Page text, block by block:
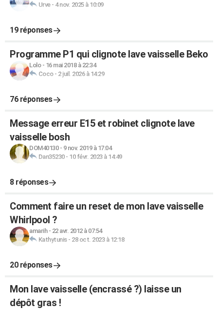
Urve- 4 nov. 2025 à 10:09
19 réponses
Programme P1 qui clignote lave vaisselle Beko
Lolo- 16 mai 2018 à 22:34
Coco- 2 juil. 2026 à 14:29
76 réponses
Message erreur E15 et robinet clignote lave
vaisselle bosh
DOM40130- 9 nov. 2019 à 17:04
Dan35230- 10 févr. 2023 à 14:49
8 réponses
Comment faire un reset de mon lave vaisselle
Whirlpool ?
amarih- 22 avr. 2012 à 07:54
Kathytunis- 28 oct. 2023 à 12:18
20 réponses
Mon lave vaisselle (encrassé ?) laisse un
dépôt gras !